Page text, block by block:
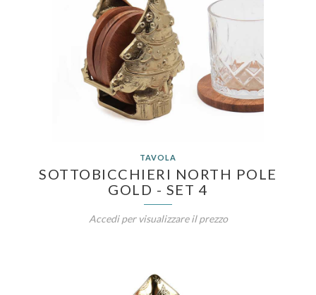
TAVOLA
SOTTOBICCHIERI NORTH POLE
GOLD - SET 4
Accedi per visualizzare il prezzo